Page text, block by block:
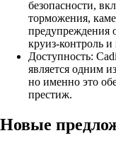
безопасности,
торможения,
предупреждения
круиз-контроль и
Доступность:
является одним
но именно это
престиж.
Новые